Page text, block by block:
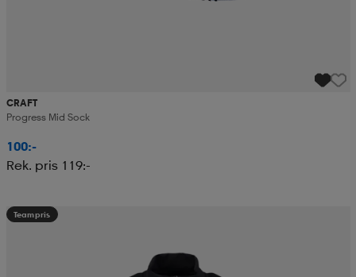
CRAFT
Progress Mid Sock
100:-
Rek. pris 119:-
Teampris